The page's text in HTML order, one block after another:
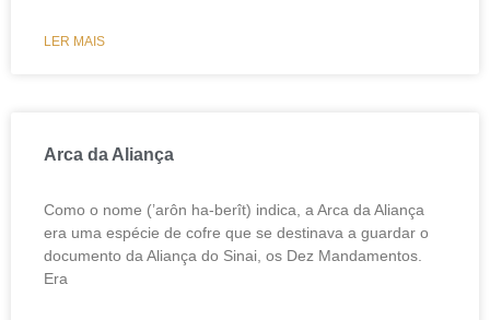
LER MAIS
Arca da Aliança
Como o nome (’arôn ha-berît) indica, a Arca da Aliança
era uma espécie de cofre que se destinava a guardar o
documento da Aliança do Sinai, os Dez Mandamentos.
Era